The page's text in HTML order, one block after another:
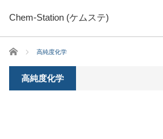
Chem-Station (ケムステ)
ホーム 高純度化学
高純度化学